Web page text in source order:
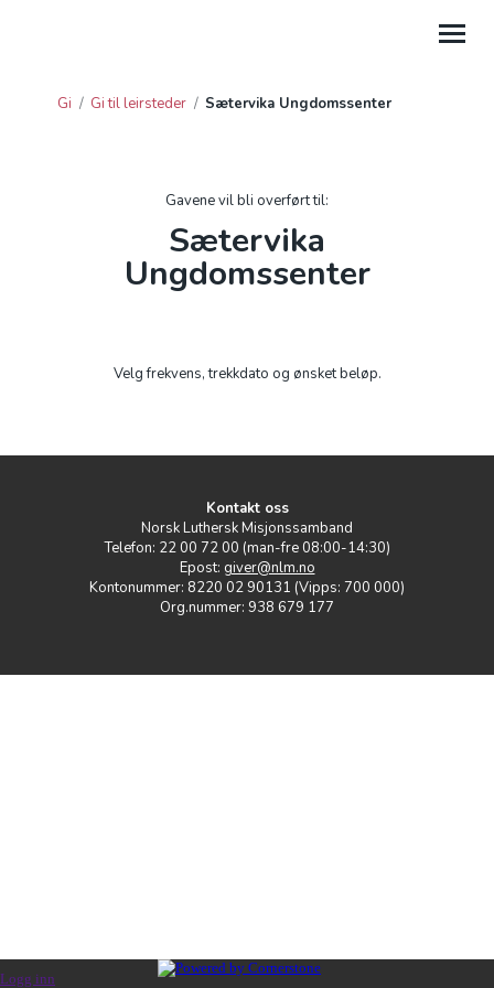
FORDELTE GIVERAVTALER
GI TIL LEIRSTEDER
Gi / Gi til leirsteder / Sætervika Ungdomssenter
Gavene vil bli overført til:
Sætervika
Ungdomssenter
Velg frekvens, trekkdato og ønsket beløp.
Kontakt oss
Norsk Luthersk Misjonssamband
Telefon: 22 00 72 00 (man-fre 08:00-14:30)
Epost: giver@nlm.no
Kontonummer: 8220 02 90131 (Vipps: 700 000)
Org.nummer: 938 679 177
Logg inn